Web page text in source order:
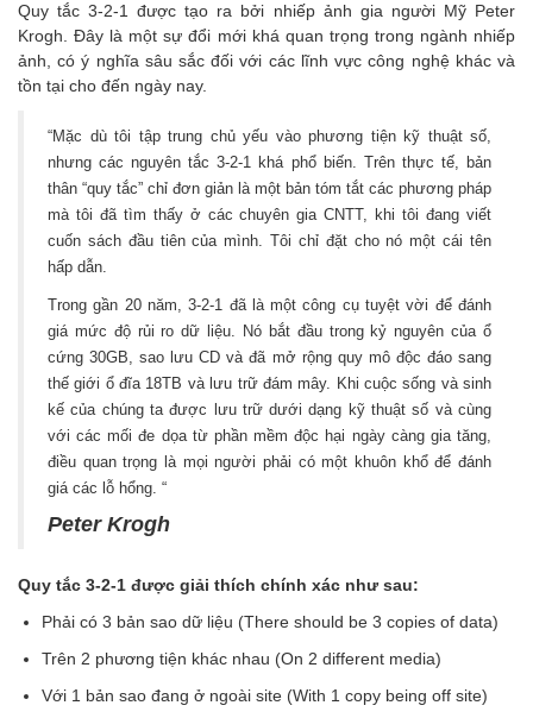
Quy tắc 3-2-1 được tạo ra bởi nhiếp ảnh gia người Mỹ Peter
Krogh. Đây là một sự đổi mới khá quan trọng trong ngành nhiếp
ảnh, có ý nghĩa sâu sắc đối với các lĩnh vực công nghệ khác và
tồn tại cho đến ngày nay.
“Mặc dù tôi tập trung chủ yếu vào phương tiện kỹ thuật số,
nhưng các nguyên tắc 3-2-1 khá phổ biến. Trên thực tế, bản
thân “quy tắc” chỉ đơn giản là một bản tóm tắt các phương pháp
mà tôi đã tìm thấy ở các chuyên gia CNTT, khi tôi đang viết
cuốn sách đầu tiên của mình. Tôi chỉ đặt cho nó một cái tên
hấp dẫn.
Trong gần 20 năm, 3-2-1 đã là một công cụ tuyệt vời để đánh
giá mức độ rủi ro dữ liệu. Nó bắt đầu trong kỷ nguyên của ổ
cứng 30GB, sao lưu CD và đã mở rộng quy mô độc đáo sang
thế giới ổ đĩa 18TB và lưu trữ đám mây. Khi cuộc sống và sinh
kế của chúng ta được lưu trữ dưới dạng kỹ thuật số và cùng
với các mối đe dọa từ phần mềm độc hại ngày càng gia tăng,
điều quan trọng là mọi người phải có một khuôn khổ để đánh
giá các lỗ hổng. “
Peter Krogh
Quy tắc 3-2-1 được giải thích chính xác như sau:
Phải có 3 bản sao dữ liệu (There should be 3 copies of data)
Trên 2 phương tiện khác nhau (On 2 different media)
Với 1 bản sao đang ở ngoài site (With 1 copy being off site)